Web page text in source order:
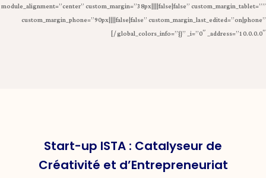
module_alignment=”center” custom_margin=”38px||||false|false” custom_margin_tablet=””
custom_margin_phone=”90px||||false|false” custom_margin_last_edited=”on|phone”
global_colors_info=”{}” _i=”0″ _address=”10.0.0.0″ /]
Start-up ISTA : Catalyseur de
Créativité et d’Entrepreneuriat